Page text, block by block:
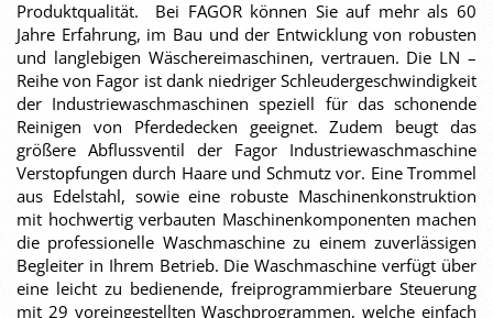
Produktqualität. Bei FAGOR können Sie auf mehr als 60
Jahre Erfahrung, im Bau und der Entwicklung von robusten
und langlebigen Wäschereimaschinen, vertrauen. Die LN –
Reihe von Fagor ist dank niedriger Schleudergeschwindigkeit
der Industriewaschmaschinen speziell für das schonende
Reinigen von Pferdedecken geeignet. Zudem beugt das
größere Abflussventil der Fagor Industriewaschmaschine
Verstopfungen durch Haare und Schmutz vor. Eine Trommel
aus Edelstahl, sowie eine robuste Maschinenkonstruktion
mit hochwertig verbauten Maschinenkomponenten machen
die professionelle Waschmaschine zu einem zuverlässigen
Begleiter in Ihrem Betrieb. Die Waschmaschine verfügt über
eine leicht zu bedienende, freiprogrammierbare Steuerung
mit 29 voreingestellten Waschprogrammen, welche einfach